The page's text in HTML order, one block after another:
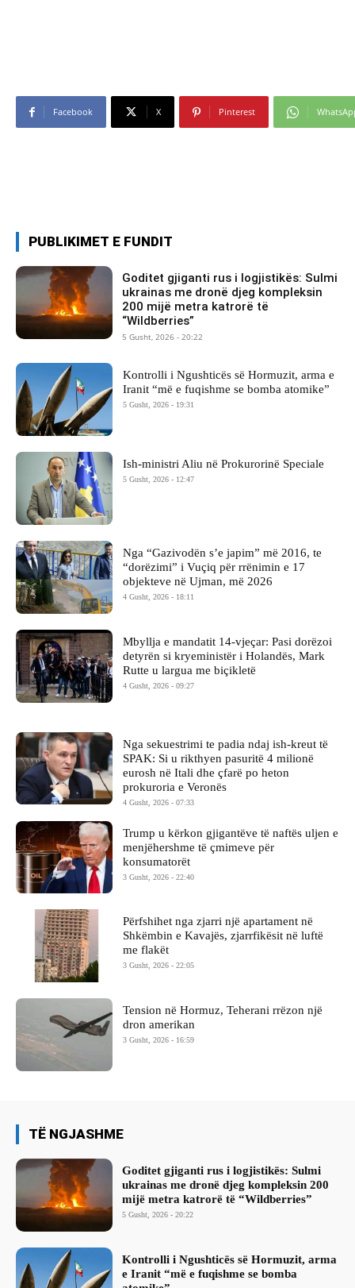
Facebook X Pinterest
PUBLIKIMET E FUNDIT
Goditet gjiganti rus i logjistikës: Sulmi
ukrainas me dronë djeg kompleksin
200 mijë metra katrorë të
“Wildberries”
5 Gusht, 2026 - 20:22
Kontrolli i Ngushticës së Hormuzit, arma e
Iranit “më e fuqishme se bomba atomike”
5 Gusht, 2026 - 19:31
Ish-ministri ​Aliu në Prokurorinë Speciale
5 Gusht, 2026 - 12:47
Nga “Gazivodën s’e japim” më 2016, te
“dorëzimi” i Vuçiq për rrënimin e 17
objekteve në Ujman, më 2026
4 Gusht, 2026 - 18:11
Mbyllja e mandatit 14-vjeçar: Pasi dorëzoi
detyrën si kryeministër i Holandës, Mark
Rutte u largua me biçikletë
4 Gusht, 2026 - 09:27
Nga sekuestrimi te padia ndaj ish-kreut të
SPAK: Si u rikthyen pasuritë 4 milionë
eurosh në Itali dhe çfarë po heton
prokuroria e Veronës
4 Gusht, 2026 - 07:33
Trump u kërkon gjigantëve të naftës uljen e
menjëhershme të çmimeve për
konsumatorët
3 Gusht, 2026 - 22:40
Përfshihet nga zjarri një apartament në
Shkëmbin e Kavajës, zjarrfikësit në luftë
me flakët
3 Gusht, 2026 - 22:05
Tension në Hormuz, Teherani rrëzon një
dron amerikan
3 Gusht, 2026 - 16:59
TË NGJASHME
Goditet gjiganti rus i logjistikës: Sulmi
ukrainas me dronë djeg kompleksin 200
mijë metra katrorë të “Wildberries”
5 Gusht, 2026 - 20:22
Kontrolli i Ngushticës së Hormuzit, arma
e Iranit “më e fuqishme se bomba